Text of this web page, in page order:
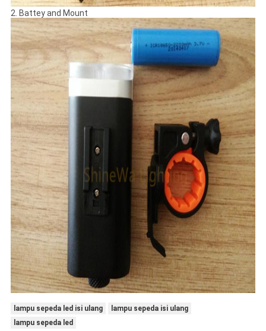
2. Battey and Mount
lampu sepeda led isi ulang
lampu sepeda isi ulang
lampu sepeda led